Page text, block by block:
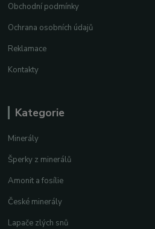
Obchodní podmínky
Ochrana osobních údajů
Reklamace
Kontakty
Kategorie
Minerály
Šperky z minerálů
Amonit a fosílie
České minerály
Lapače zlých snů